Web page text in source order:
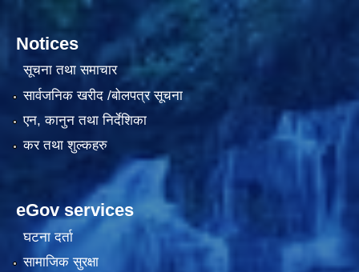
Notices
सूचना तथा समाचार
सार्वजनिक खरीद /बोलपत्र सूचना
एन, कानुन तथा निर्देशिका
कर तथा शुल्कहरु
eGov services
घटना दर्ता
सामाजिक सुरक्षा